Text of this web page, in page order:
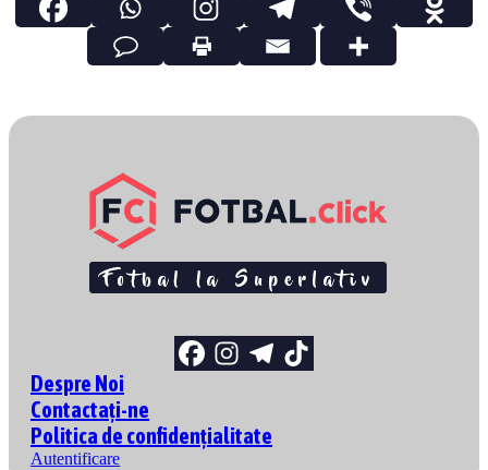
Despre Noi
Contactați-ne
Politica de confidențialitate
Autentificare